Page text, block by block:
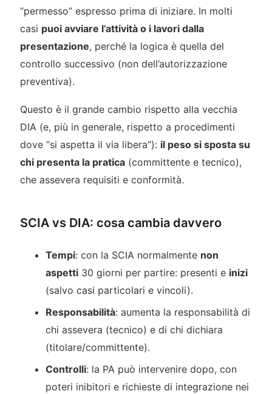
“permesso” espresso prima di iniziare. In molti
casi puoi avviare l’attività o i lavori dalla
presentazione, perché la logica è quella del
controllo successivo (non dell’autorizzazione
preventiva).
Questo è il grande cambio rispetto alla vecchia
DIA (e, più in generale, rispetto a procedimenti
dove “si aspetta il via libera”): il peso si sposta su
chi presenta la pratica(committente e tecnico),
che assevera requisiti e conformità.
SCIA vs DIA: cosa cambia davvero
Tempi: con la SCIA normalmente non
aspetti 30 giorni per partire: presenti e inizi
(salvo casi particolari e vincoli).
Responsabilità: aumenta la responsabilità di
chi assevera (tecnico) e di chi dichiara
(titolare/committente).
Controlli: la PA può intervenire dopo, con
poteri inibitori e richieste di integrazione nei